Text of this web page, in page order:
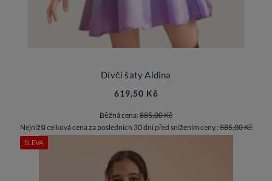
Dívčí šaty Aldina
619,50 Kč
Běžná cena: 885,00 Kč
Nejnižší celková cena za posledních 30 dní před snížením ceny.:885,00 Kč
SLEVA